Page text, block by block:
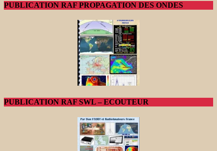
PUBLICATION RAF PROPAGATION DES ONDES
PUBLICATION RAF SWL – ECOUTEUR